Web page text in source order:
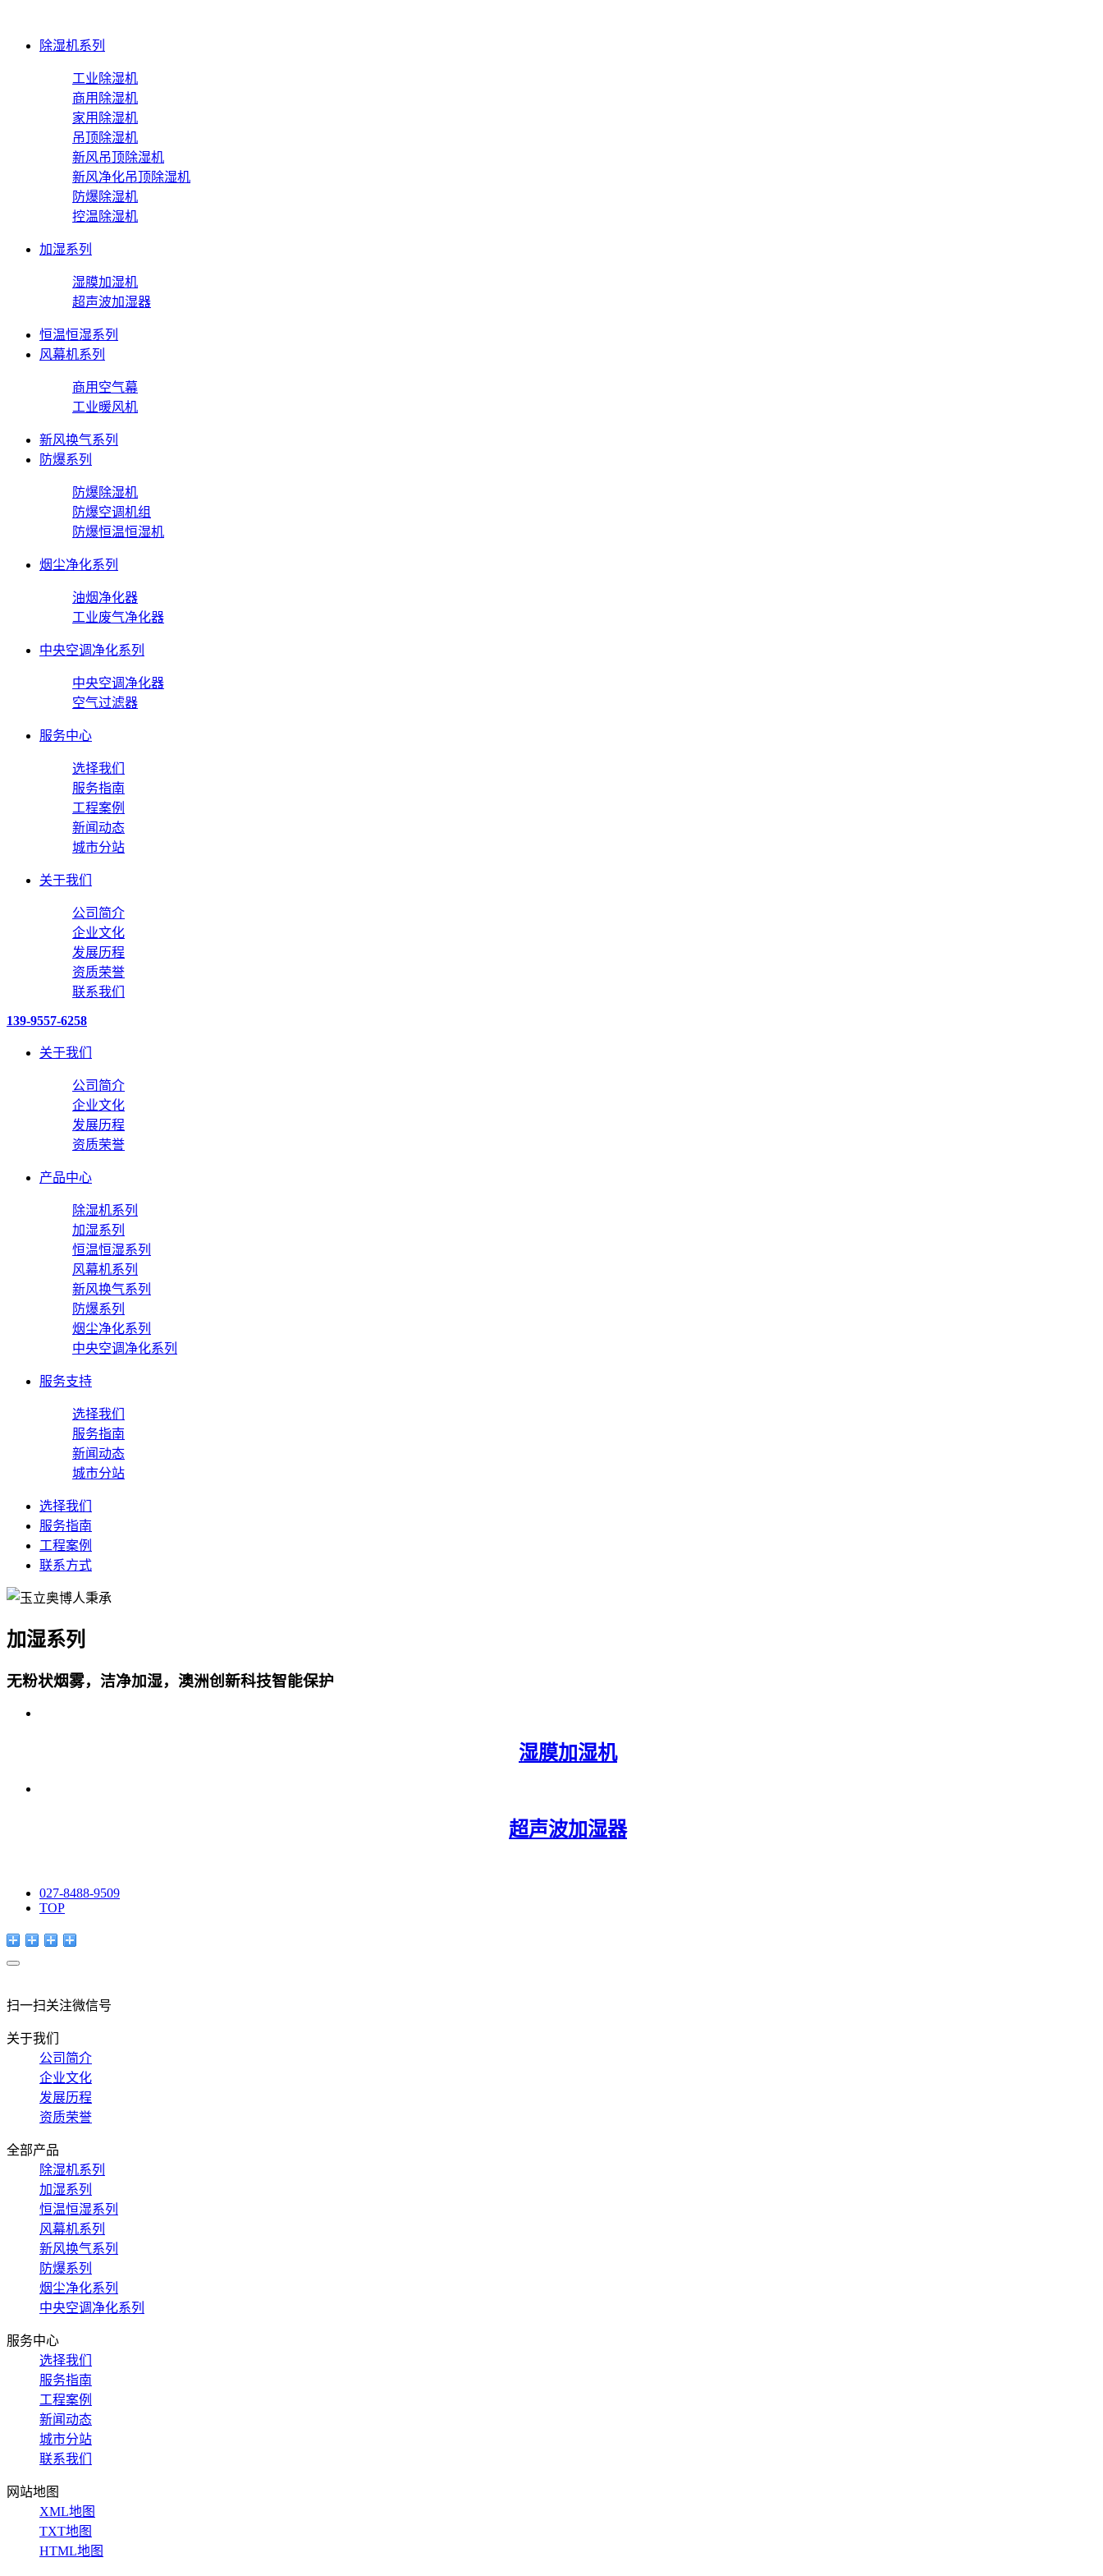
除湿机系列
工业除湿机
商用除湿机
家用除湿机
吊顶除湿机
新风吊顶除湿机
新风净化吊顶除湿机
防爆除湿机
控温除湿机
加湿系列
湿膜加湿机
超声波加湿器
恒温恒湿系列
风幕机系列
商用空气幕
工业暖风机
新风换气系列
防爆系列
防爆除湿机
防爆空调机组
防爆恒温恒湿机
烟尘净化系列
油烟净化器
工业废气净化器
中央空调净化系列
中央空调净化器
空气过滤器
服务中心
选择我们
服务指南
工程案例
新闻动态
城市分站
关于我们
公司简介
企业文化
发展历程
资质荣誉
联系我们
139-9557-6258
关于我们
公司简介
企业文化
发展历程
资质荣誉
产品中心
除湿机系列
加湿系列
恒温恒湿系列
风幕机系列
新风换气系列
防爆系列
烟尘净化系列
中央空调净化系列
服务支持
选择我们
服务指南
新闻动态
城市分站
选择我们
服务指南
工程案例
联系方式
加湿系列
无粉状烟雾，洁净加湿，澳洲创新科技智能保护
湿膜加湿机
超声波加湿器
027-8488-9509
TOP
扫一扫关注微信号
关于我们
公司简介
企业文化
发展历程
资质荣誉
全部产品
除湿机系列
加湿系列
恒温恒湿系列
风幕机系列
新风换气系列
防爆系列
烟尘净化系列
中央空调净化系列
服务中心
选择我们
服务指南
工程案例
新闻动态
城市分站
联系我们
网站地图
XML地图
TXT地图
HTML地图